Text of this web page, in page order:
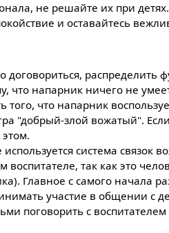
не решайте их при детях.
и оставайтесь
договориться, распределить
что напарник ничего не
того, что напарник
"добрый-злой вожатый".
система связок
так как это
Главное с самого начала
участие в общении с
поговорить с воспитателем